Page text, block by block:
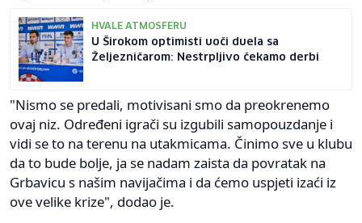
HVALE ATMOSFERU
U Širokom optimisti uoči duela sa
Željezničarom: Nestrpljivo čekamo derbi
"Nismo se predali, motivisani smo da preokrenemo
ovaj niz. Određeni igrači su izgubili samopouzdanje i
vidi se to na terenu na utakmicama. Činimo sve u klubu
da to bude bolje, ja se nadam zaista da povratak na
Grbavicu s našim navijačima i da ćemo uspjeti izaći iz
ove velike krize", dodao je.